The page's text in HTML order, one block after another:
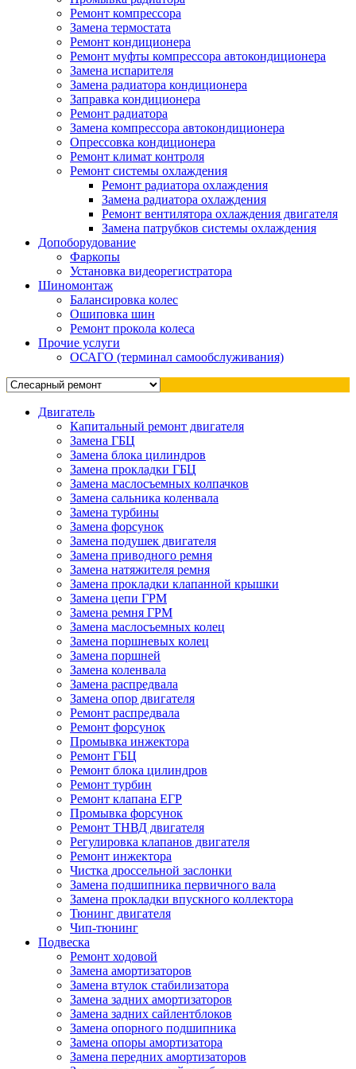
Ремонт компрессора
Замена термостата
Ремонт кондиционера
Ремонт муфты компрессора автокондиционера
Замена испарителя
Замена радиатора кондиционера
Заправка кондиционера
Ремонт радиатора
Замена компрессора автокондиционера
Опрессовка кондиционера
Ремонт климат контроля
Ремонт системы охлаждения
Ремонт радиатора охлаждения
Замена радиатора охлаждения
Ремонт вентилятора охлаждения двигателя
Замена патрубков системы охлаждения
Допоборудование
Фаркопы
Установка видеорегистратора
Шиномонтаж
Балансировка колес
Ошиповка шин
Ремонт прокола колеса
Прочие услуги
ОСАГО (терминал самообслуживания)
Двигатель
Капитальный ремонт двигателя
Замена ГБЦ
Замена блока цилиндров
Замена прокладки ГБЦ
Замена маслосъемных колпачков
Замена сальника коленвала
Замена турбины
Замена форсунок
Замена подушек двигателя
Замена приводного ремня
Замена натяжителя ремня
Замена прокладки клапанной крышки
Замена цепи ГРМ
Замена ремня ГРМ
Замена маслосъемных колец
Замена поршневых колец
Замена поршней
Замена коленвала
Замена распредвала
Замена опор двигателя
Ремонт распредвала
Ремонт форсунок
Промывка инжектора
Ремонт ГБЦ
Ремонт блока цилиндров
Ремонт турбин
Ремонт клапана ЕГР
Промывка форсунок
Ремонт ТНВД двигателя
Регулировка клапанов двигателя
Ремонт инжектора
Чистка дроссельной заслонки
Замена подшипника первичного вала
Замена прокладки впускного коллектора
Тюнинг двигателя
Чип-тюнинг
Подвеска
Ремонт ходовой
Замена амортизаторов
Замена втулок стабилизатора
Замена задних амортизаторов
Замена задних сайлентблоков
Замена опорного подшипника
Замена опоры амортизатора
Замена передних амортизаторов